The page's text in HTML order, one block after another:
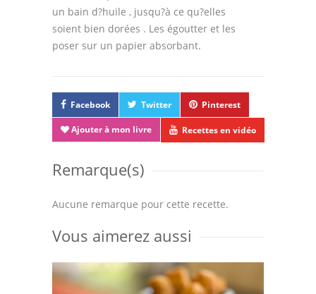
un bain d?huile , jusqu?à ce qu?elles
soient bien dorées . Les égoutter et les
poser sur un papier absorbant.
Facebook Twitter Pinterest
Ajouter à mon livre Recettes en vidéo
Remarque(s)
Aucune remarque pour cette recette.
Vous aimerez aussi